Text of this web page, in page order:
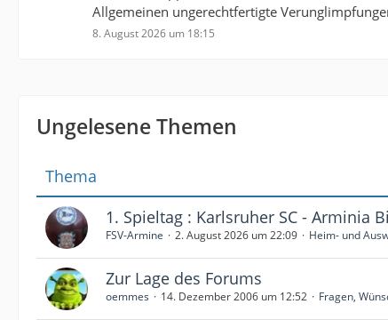
Allgemeinen ungerechtfertigte
8. August 2026 um 18:15
Ungelesene Themen
Thema
1. Spieltag : Karlsruher SC - Arminia
FSV-Armine 2. August 2026 um 22:09 Heim- und
Zur Lage des Forums
oemmes 14. Dezember 2006 um 12:52 Fragen,